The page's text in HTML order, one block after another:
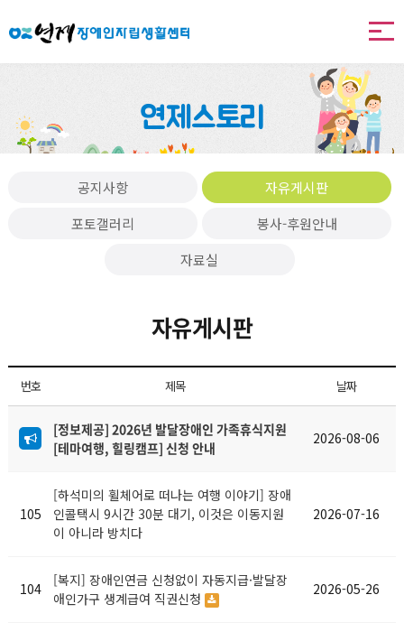
연제스토리
공지사항
자유게시판
포토갤러리
봉사-후원안내
자료실
자유게시판
번호 제목 날짜
[정보제공] 2026년 발달장애인 가족휴식지원
[테마여행, 힐링캠프] 신청 안내
2026-08-06
105
[하석미의 휠체어로 떠나는 여행 이야기] 장애
인콜택시 9시간 30분 대기, 이것은 이동지원
이 아니라 방치다
2026-07-16
104
[복지] 장애인연금 신청없이 자동지급·발달장
애인가구 생계급여 직권신청
2026-05-26